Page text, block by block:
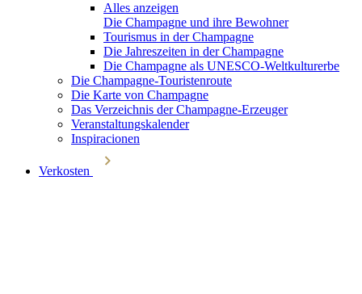
Alles anzeigen
Die Champagne und ihre Bewohner
Tourismus in der Champagne
Die Jahreszeiten in der Champagne
Die Champagne als UNESCO-Weltkulturerbe
Die Champagne-Touristenroute
Die Karte von Champagne
Das Verzeichnis der Champagne-Erzeuger
Veranstaltungskalender
Inspiracionen
Verkosten